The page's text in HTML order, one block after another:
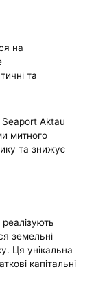
на
та
Aktau
митного
та знижує
земельні
Ця унікальна
капітальні